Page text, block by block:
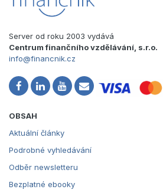
Server od roku 2003 vydává
Centrum finančního vzdělávání, s.r.o.
info@financnik.cz
OBSAH
Aktuální články
Podrobné vyhledávání
Odběr newsletteru
Bezplatné ebooky